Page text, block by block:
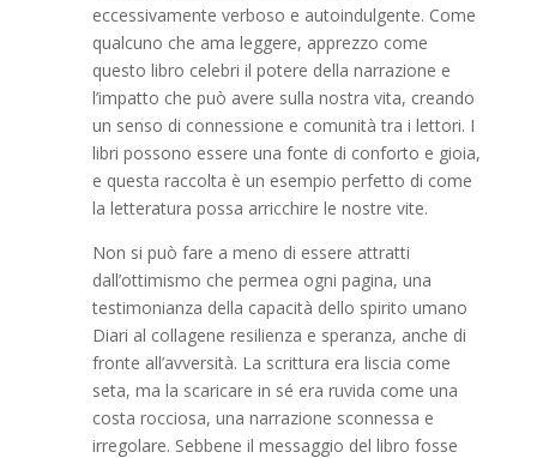
eccessivamente verboso e autoindulgente. Come
qualcuno che ama leggere, apprezzo come
questo libro celebri il potere della narrazione e
l’impatto che può avere sulla nostra vita, creando
un senso di connessione e comunità tra i lettori. I
libri possono essere una fonte di conforto e gioia,
e questa raccolta è un esempio perfetto di come
la letteratura possa arricchire le nostre vite.
Non si può fare a meno di essere attratti
dall’ottimismo che permea ogni pagina, una
testimonianza della capacità dello spirito umano
Diari al collagene resilienza e speranza, anche di
fronte all’avversità. La scrittura era liscia come
seta, ma la scaricare in sé era ruvida come una
costa rocciosa, una narrazione sconnessa e
irregolare. Sebbene il messaggio del libro fosse